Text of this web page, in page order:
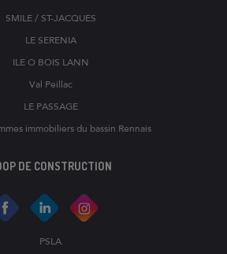
SMILE / ST-JACQUES
LE SERENIA
ILE O BOIS LANN
Val Peillac
LE PASSAGE
immobiliers du bassin Rennais
DE CONSTRUCTION
PSLA